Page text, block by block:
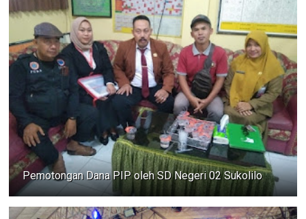
Pemotongan Dana PIP oleh SD Negeri 02 Sukolilo